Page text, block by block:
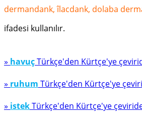
dermandank, îlacdank, dolaba
ifadesi kullanılır.
» havuçTürkçe'den Kürtçe'ye
» ruhum Türkçe'den Kürtçe'ye
» istekTürkçe'den Kürtçe'ye